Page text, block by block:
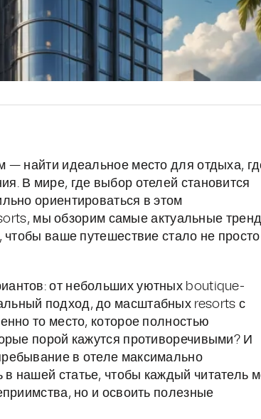
— найти идеальное место для отдыха,
В мире, где выбор отелей становится
ориентироваться в этом
мы обзорим самые актуальные
ваше путешествие стало не просто
от небольших уютных boutique-
подход, до масштабных resorts с
то место, которое полностью
порой кажутся противоречивыми? И
в отеле максимально
нашей статье, чтобы каждый читатель
но и освоить полезные